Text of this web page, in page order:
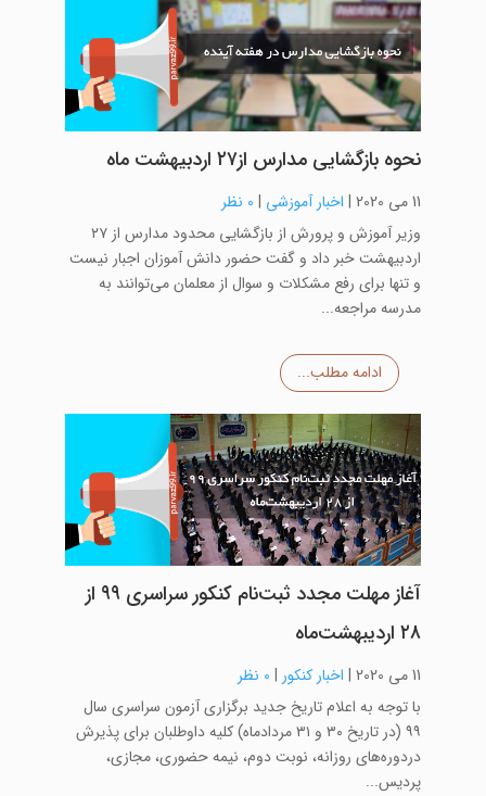
نحوه بازگشایی مدارس از۲۷ اردبیهشت ماه
11 می 2020 | اخبار آموزشی | 0 نظر
وزیر آموزش و پرورش از بازگشایی محدود مدارس از ۲۷
اردبیهشت خبر داد و گفت حضور دانش ‌آموزان اجبار نیست
و تنها برای رفع مشکلات و سوال از معلمان می‌توانند به
مدرسه مراجعه...
ادامه مطلب...
آغاز مهلت مجدد ثبت‌نام کنکور سراسری ۹۹ از
۲۸ اردیبهشت‌ماه
11 می 2020 | اخبار کنکور | 0 نظر
با توجه به اعلام تاریخ جدید برگزاری آزمون سراسری سال
۹۹ (در تاریخ ۳۰ و ۳۱ مردادماه) کلیه داوطلبان برای پذیرش
دردوره‌های روزانه، نوبت دوم، نیمه حضوری، مجازی،
پردیس...